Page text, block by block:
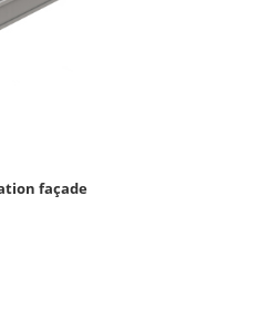
façade